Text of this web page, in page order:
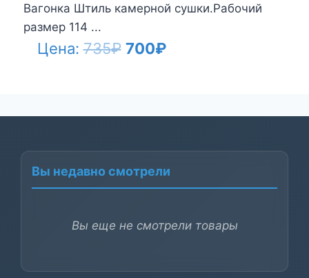
Вагонка Штиль камерной сушки.Рабочий
размер 114 ...
Цена:735₽ Первоначальная
735₽.
700₽Текущая
Вы недавно смотрели
Вы еще не смотрели товары